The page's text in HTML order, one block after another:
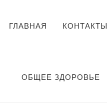
ГЛАВНАЯ КОНТАКТЫ
ОБЩЕЕ ЗДОРОВЬЕ